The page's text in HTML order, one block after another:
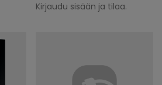
Kirjaudu sisään ja tilaa.